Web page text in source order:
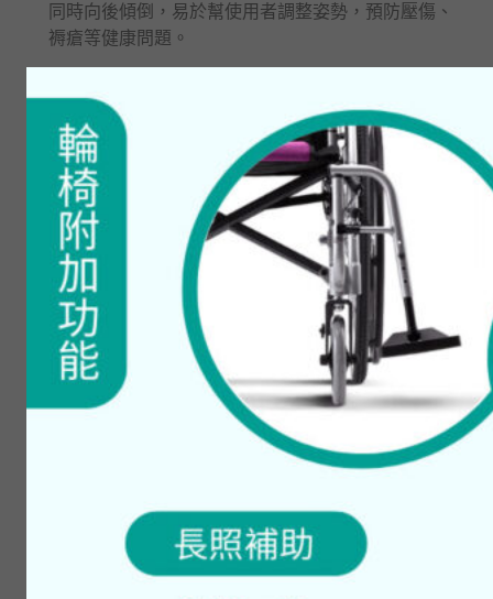
同時向後傾倒，易於幫使用者調整姿勢，預防壓傷、
褥瘡等健康問題。